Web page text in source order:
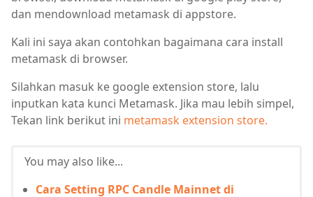
dan mendownload metamask di appstore.
Kali ini saya akan contohkan bagaimana cara install
metamask di browser.
Silahkan masuk ke google extension store, lalu
inputkan kata kunci Metamask. Jika mau lebih simpel,
Tekan link berikut ini metamask extension store.
You may also like...
Cara Setting RPC Candle Mainnet di